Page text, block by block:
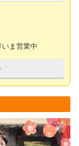
いま営業中